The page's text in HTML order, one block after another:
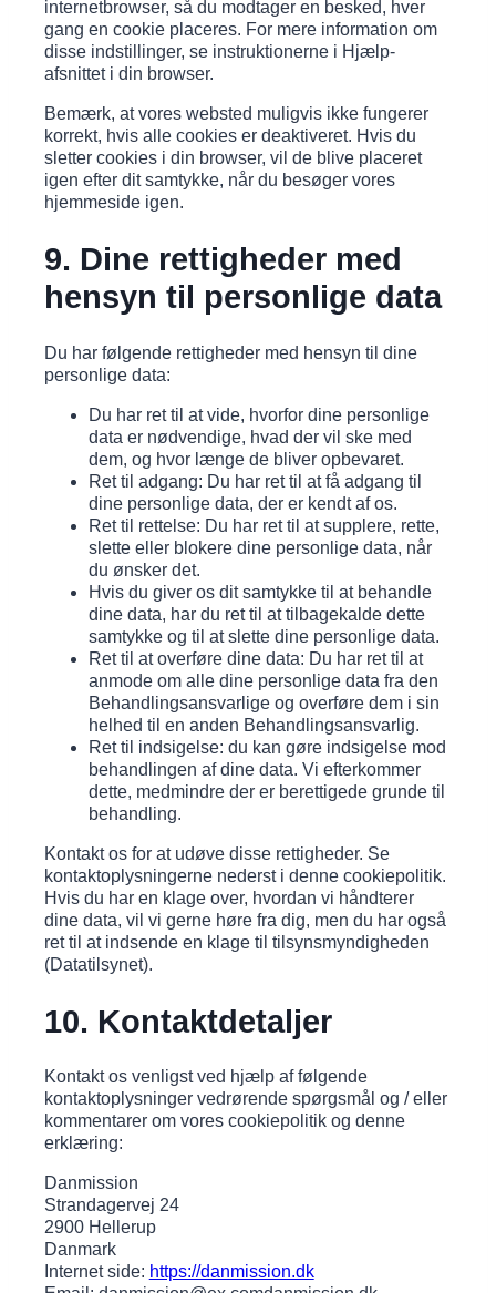
internetbrowser, så du modtager en besked, hver
gang en cookie placeres. For mere information om
disse indstillinger, se instruktionerne i Hjælp-
afsnittet i din browser.
Bemærk, at vores websted muligvis ikke fungerer
korrekt, hvis alle cookies er deaktiveret. Hvis du
sletter cookies i din browser, vil de blive placeret
igen efter dit samtykke, når du besøger vores
hjemmeside igen.
9. Dine rettigheder med
hensyn til personlige data
Du har følgende rettigheder med hensyn til dine
personlige data:
Du har ret til at vide, hvorfor dine personlige
data er nødvendige, hvad der vil ske med
dem, og hvor længe de bliver opbevaret.
Ret til adgang: Du har ret til at få adgang til
dine personlige data, der er kendt af os.
Ret til rettelse: Du har ret til at supplere, rette,
slette eller blokere dine personlige data, når
du ønsker det.
Hvis du giver os dit samtykke til at behandle
dine data, har du ret til at tilbagekalde dette
samtykke og til at slette dine personlige data.
Ret til at overføre dine data: Du har ret til at
anmode om alle dine personlige data fra den
Behandlingsansvarlige og overføre dem i sin
helhed til en anden Behandlingsansvarlig.
Ret til indsigelse: du kan gøre indsigelse mod
behandlingen af ​​dine data. Vi efterkommer
dette, medmindre der er berettigede grunde til
behandling.
Kontakt os for at udøve disse rettigheder. Se
kontaktoplysningerne nederst i denne cookiepolitik.
Hvis du har en klage over, hvordan vi håndterer
dine data, vil vi gerne høre fra dig, men du har også
ret til at indsende en klage til tilsynsmyndigheden
(Datatilsynet).
10. Kontaktdetaljer
Kontakt os venligst ved hjælp af følgende
kontaktoplysninger vedrørende spørgsmål og / eller
kommentarer om vores cookiepolitik og denne
erklæring:
Danmission
Strandagervej 24
2900 Hellerup
Danmark
Internet side: https://danmission.dk